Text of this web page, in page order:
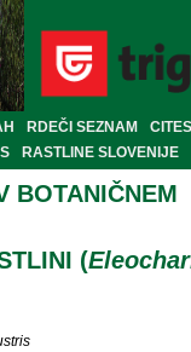
RDEČI SEZNAM
CITES
RASTLINE SLOVENIJE
BOTANIČNEM
(